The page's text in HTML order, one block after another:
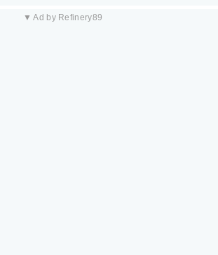
▼ Ad by Refinery89